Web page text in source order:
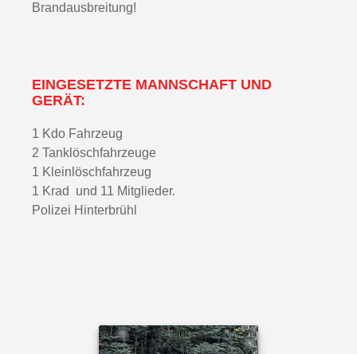
Brandausbreitung!
EINGESETZTE MANNSCHAFT UND
GERÄT:
1 Kdo Fahrzeug
2 Tanklöschfahrzeuge
1 Kleinlöschfahrzeug
1 Krad und 11 Mitglieder.
Polizei Hinterbrühl